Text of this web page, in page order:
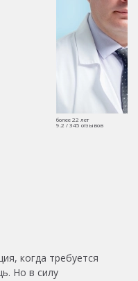
более 22 лет
9.2 /345 отзывов
Вертебролог,
Эксперт сети
когда требуется
Но в силу